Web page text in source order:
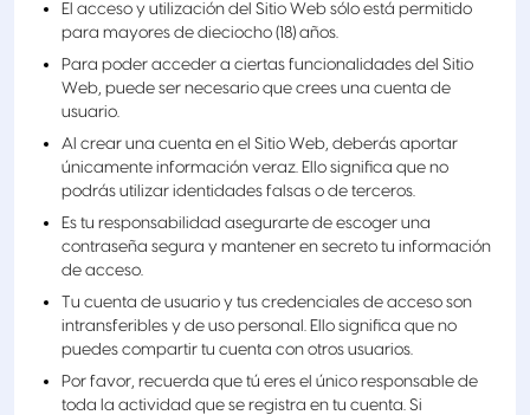
El acceso y utilización del Sitio Web sólo está permitido
para mayores de dieciocho (18) años.
Para poder acceder a ciertas funcionalidades del Sitio
Web, puede ser necesario que crees una cuenta de
usuario.
Al crear una cuenta en el Sitio Web, deberás aportar
únicamente información veraz. Ello significa que no
podrás utilizar identidades falsas o de terceros.
Es tu responsabilidad asegurarte de escoger una
contraseña segura y mantener en secreto tu información
de acceso.
Tu cuenta de usuario y tus credenciales de acceso son
intransferibles y de uso personal. Ello significa que no
puedes compartir tu cuenta con otros usuarios.
Por favor, recuerda que tú eres el único responsable de
toda la actividad que se registra en tu cuenta. Si